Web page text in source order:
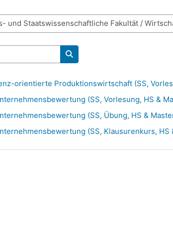
Kurse suchen
orientierte Produktionswirtschaft (SS,
(SS, Vorlesung, HS &
(SS, Übung, HS &
(SS, Klausurenkurs, HS